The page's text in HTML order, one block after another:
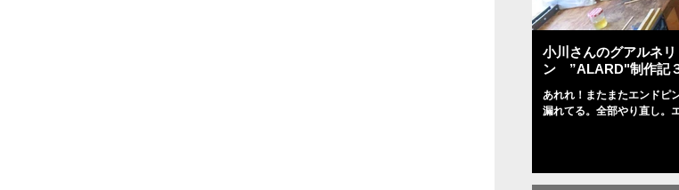
小川さんのグアルネ
ン ”ALARD"制作記
あれれ！またまたエンドピ
漏れてる。全部やり直し。